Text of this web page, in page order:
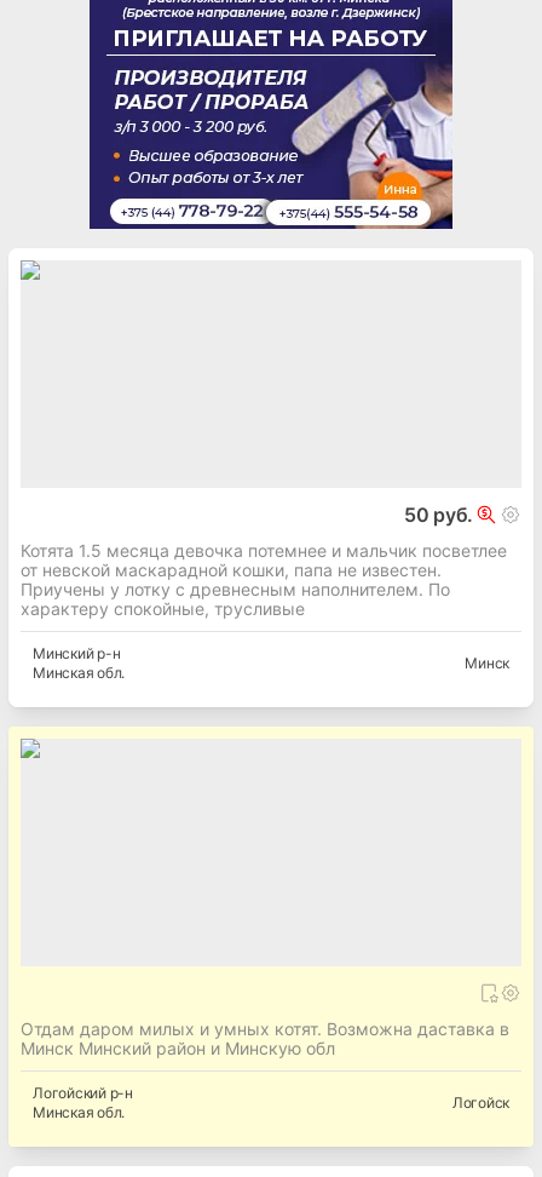
50 руб.
Котята 1.5 месяца девочка потемнее и мальчик посветлее
от невской маскарадной кошки, папа не известен.
Приучены у лотку с древнесным наполнителем. По
характеру спокойные, трусливые
Минскийр-н
Минская обл.
Минск
Отдам даром милых и умных котят. Возможна даставка в
Минск Минский район и Минскую обл
Логойскийр-н
Минская обл.
Логойск